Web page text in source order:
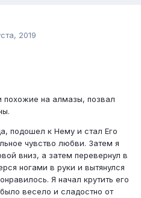
2019
на алмазы, позвал
подошел к Нему и стал Его
чувство любви. Затем я
вниз, а затем перевернул в
ногами в руки и вытянулся
Я начал крутить его
весело и сладостно от